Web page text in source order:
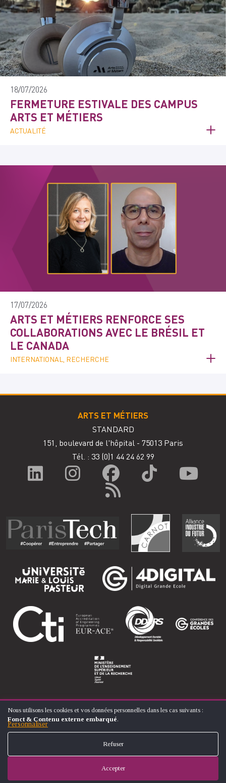
18/07/2026
FERMETURE ESTIVALE DES CAMPUS
ARTS ET MÉTIERS
ACTUALITÉ
17/07/2026
ARTS ET MÉTIERS RENFORCE SES
COLLABORATIONS AVEC LE BRÉSIL ET
LE CANADA
INTERNATIONAL, RECHERCHE
ARTS ET MÉTIERS
STANDARD
151, boulevard de l'hôpital - 75013 Paris
Tél. : 33 (0)1 44 24 62 99
© ÉCOLE NATIONALE SUPÉRIEURE D'ARTS ET MÉTIERS
MENTIONS LÉGALES
UTILISATION
DES
DONNÉES
DES
Nous utilisons les cookies et vos données personnelles dans les cas suivants :
Fonct & Contenu externe embarqué.
Personnaliser
Refuser
Accepter